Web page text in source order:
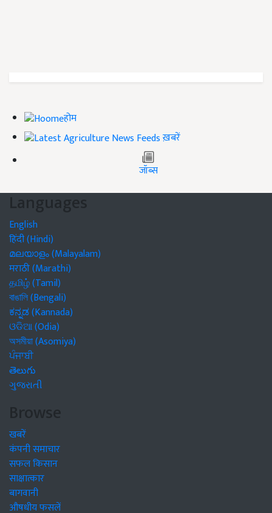
होम
ख़बरें
जॉब्स
Languages
English
हिंदी (Hindi)
മലയാളം (Malayalam)
मराठी (Marathi)
தமிழ் (Tamil)
বাঙালি (Bengali)
ಕನ್ನಡ (Kannada)
ଓଡିଆ (Odia)
অসমীয়া (Asomiya)
ਪੰਜਾਬੀ
తెలుగు
ગુજરાતી
Browse
खबरें
कंपनी समाचार
सफल किसान
साक्षात्कार
बागवानी
औषधीय फसलें